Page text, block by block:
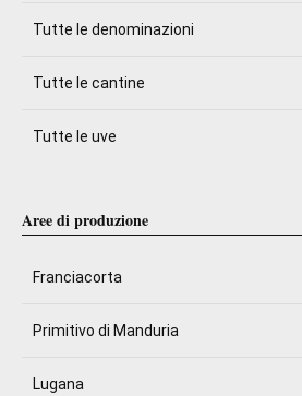
Tutte le denominazioni
Tutte le cantine
Tutte le uve
Aree di produzione
Franciacorta
Primitivo di Manduria
Lugana